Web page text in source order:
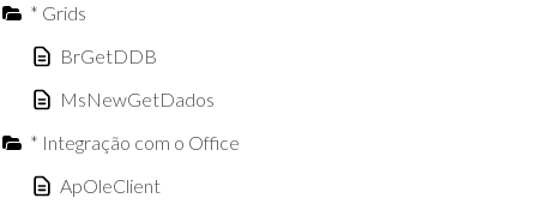
* Grids
BrGetDDB
MsNewGetDados
* Integração com o Office
ApOleClient